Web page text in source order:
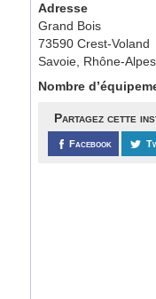
Adresse
Grand Bois
73590 Crest-Voland
Savoie, Rhône-Alpes
Nombre
Partagez cette
Facebook